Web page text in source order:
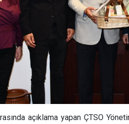
açıklama yapan ÇTSO